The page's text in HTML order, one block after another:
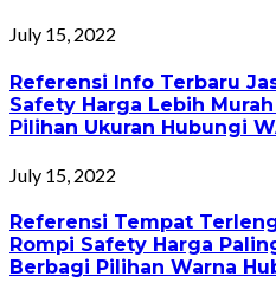
July 15, 2022
Referensi Info Terbaru
Safety Harga Lebih
Pilihan Ukuran Hubungi
July 15, 2022
Referensi Tempat
Rompi Safety Harga
Berbagi Pilihan Warna